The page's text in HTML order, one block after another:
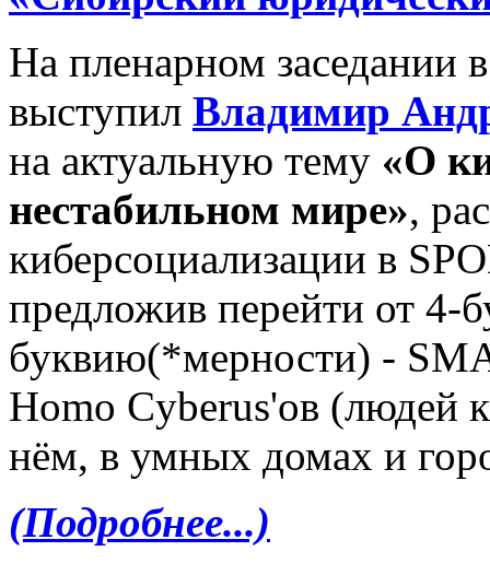
На пленарном заседании
выступил Владимир
на актуальную тему «О
нестабильном мире»,
киберсоциализации в
предложив перейти от 4-
буквию(*мерности) -
Homo Cyberus'ов (людей
нём, в умных домах и
(Подробнее...)